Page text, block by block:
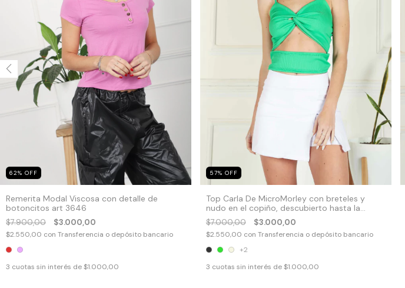
62% OFF
Remerita Modal Viscosa con detalle de
botoncitos art 3646
$7.900,00 $3.000,00
$2.550,00 con Transferencia o depósito bancario
3 cuotas sin interés de$1.000,00
57% OFF
Top Carla De MicroMorley con breteles y
nudo en el copiño, descubierto hasta la
cintura Art 3554
$7.000,00 $3.000,00
$2.550,00 con Transferencia o depósito bancario
+2
3 cuotas sin interés de$1.000,00